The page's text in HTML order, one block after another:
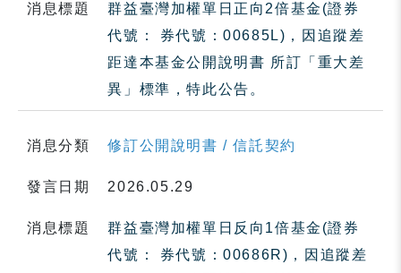
消息標題
群益臺灣加權單日正向2倍基金(證券
代號： 券代號：00685L)，因追蹤差
距達本基金公開說明書 所訂「重大差
異」標準，特此公告。
消息分類 修訂公開說明書 / 信託契約
發言日期 2026.05.29
消息標題
群益臺灣加權單日反向1倍基金(證券
代號： 券代號：00686R)，因追蹤差